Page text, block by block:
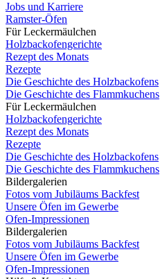
Jobs und Karriere
Ramster-Öfen
Für Leckermäulchen
Holzbackofengerichte
Rezept des Monats
Rezepte
Die Geschichte des Holzbackofens
Die Geschichte des Flammkuchens
Für Leckermäulchen
Holzbackofengerichte
Rezept des Monats
Rezepte
Die Geschichte des Holzbackofens
Die Geschichte des Flammkuchens
Bildergalerien
Fotos vom Jubiläums Backfest
Unsere Öfen im Gewerbe
Ofen-Impressionen
Bildergalerien
Fotos vom Jubiläums Backfest
Unsere Öfen im Gewerbe
Ofen-Impressionen